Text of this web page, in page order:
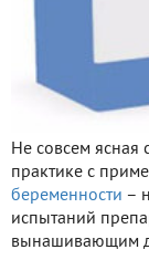
Не совсем ясная
практике с
беременности –
испытаний
вынашивающим